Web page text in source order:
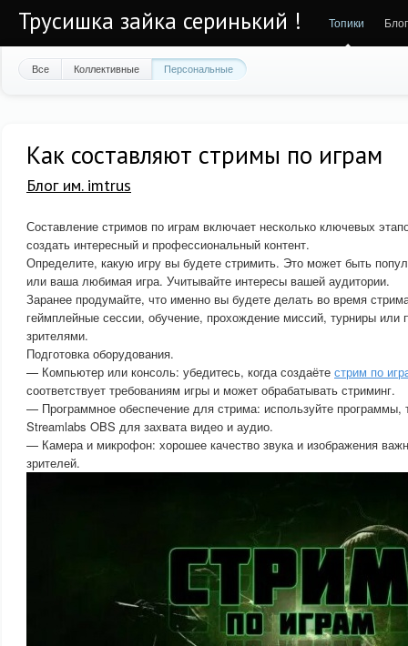
Трусишка зайка серинький ! Топики
Все Коллективные Персональные
Как составляют стримы по играм
Блог им. imtrus
Составление стримов по играм включает несколько ключевых
создать интересный и профессиональный контент.
Определите, какую игру вы будете стримить. Это может быть
или ваша любимая игра. Учитывайте интересы вашей аудитории.
Заранее продумайте, что именно вы будете делать во время
геймплейные сессии, обучение, прохождение миссий, турниры или
зрителями.
Подготовка оборудования.
— Компьютер или консоль: убедитесь, когда создаёте стрим по
соответствует требованиям игры и может обрабатывать стриминг.
— Программное обеспечение для стрима: используйте программы,
Streamlabs OBS для захвата видео и аудио.
— Камера и микрофон: хорошее качество звука и изображения
зрителей.